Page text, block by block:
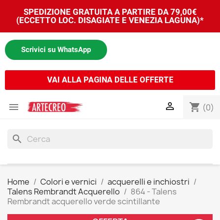
SPEDIZIONE GRATUITA A PARTIRE DA 79,00€
(ECCETTO LOC. DISAGIATE E VENEZIA LAGUNA)*
Scrivici su WhatsApp
VAI ALLA PAGINA DELLE OFFERTE
 shopping_cart (0)

search
Home Colori e vernici
acquerelli e inchiostri
Talens Rembrandt Acquerello
864 - Talens
Rembrandt acquerello verde scintillante